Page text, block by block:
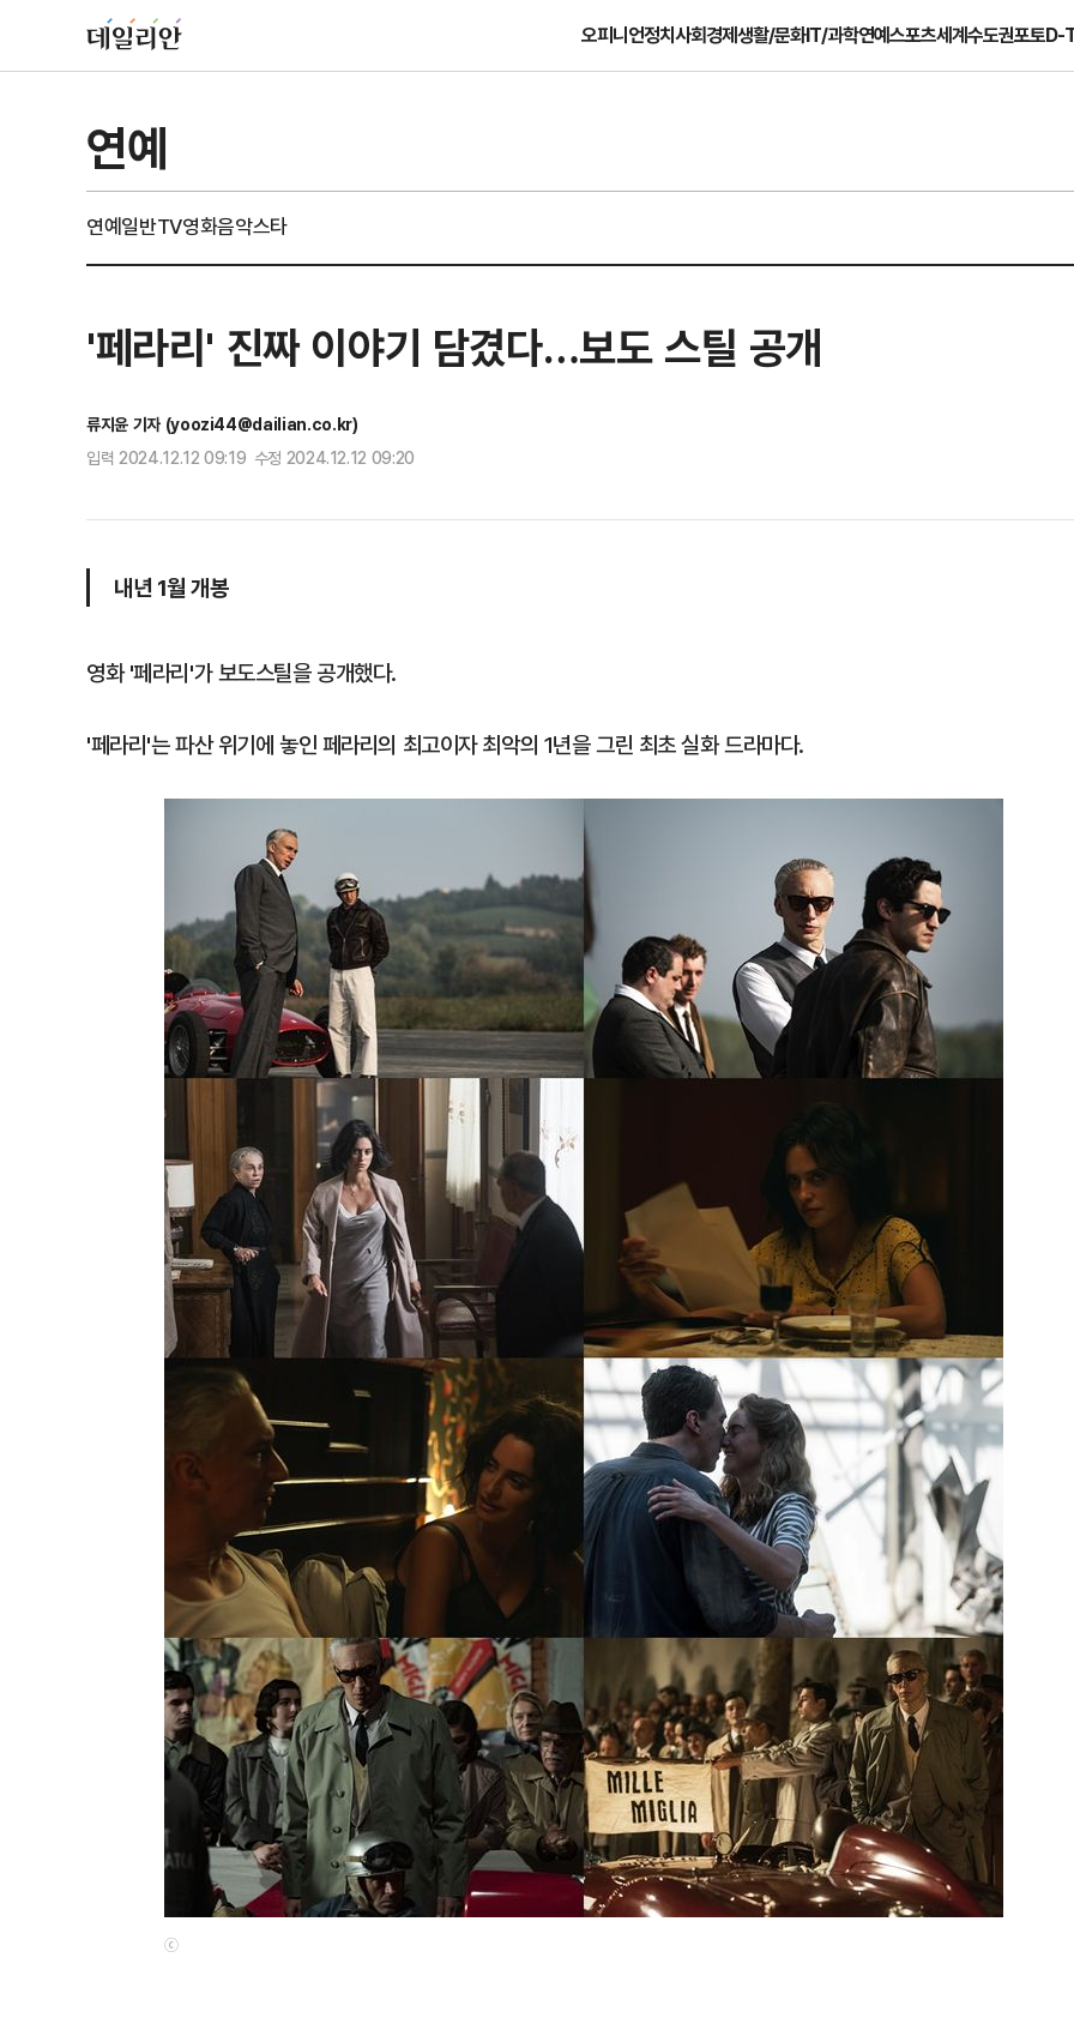
오피니언정치사회경제생활/문화IT/과학연예스포츠세계수도권포토D-
연예
연예일반TV영화음악스타
'페라리' 진짜 이야기 담겼다…보도 스틸 공개
류지윤 기자 (yoozi44@dailian.co.kr)
입력 2024.12.12 09:19 수정 2024.12.12 09:20
내년 1월 개봉
영화 '페라리'가 보도스틸을 공개했다.
'페라리'는 파산 위기에 놓인 페라리의 최고이자 최악의 1년을 그린 최초 실화 드라마다.
ⓒ
2
지진에 3000만원 기부했는
3
[데일리안 오늘뉴스 종합] 축
인 심판에 성접대 의혹, 李대
지율 하락 의식했나, 삼전닉스
물, SK하이닉스 프리마켓 시
점화, 김민석 "과반 승리 가
4
오세훈 '여론조사비 대납' 1심
된 '민주당 돈봉투 의혹'…왜?
외국인 심판에 성접대 의혹…
까지 얽힌 축구협회 '충격 민낯’